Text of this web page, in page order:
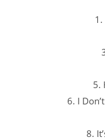
1.
5.
6. I
8.